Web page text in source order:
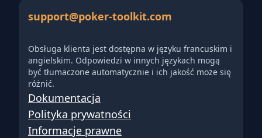
support@poker-toolkit.com
Obsługa klienta jest dostępna w języku francuskim i
angielskim. Odpowiedzi w innych językach mogą
być tłumaczone automatycznie i ich jakość może się
różnić.
Dokumentacja
Polityka prywatności
Informacje prawne